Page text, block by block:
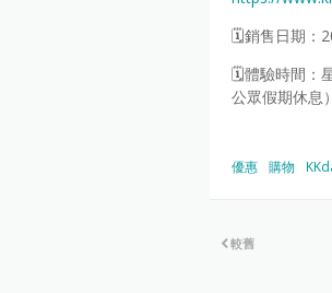
🗓️銷售日期：
🗓️體驗時間：
公眾假期休息）
優惠 購物
較舊